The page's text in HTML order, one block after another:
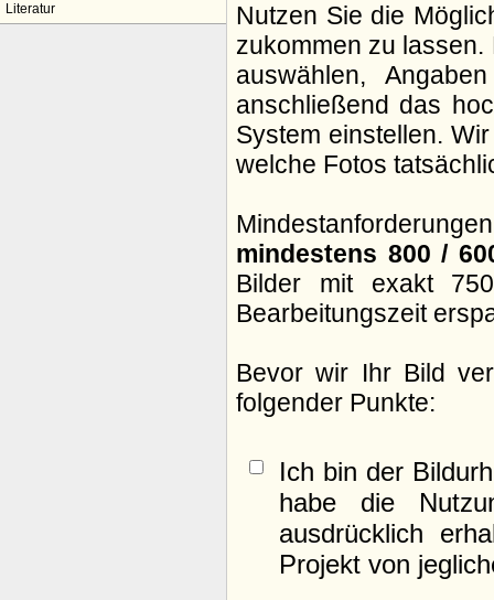
Literatur
Nutzen Sie die
zukommen zu
auswählen,
anschließend das
System einstellen.
welche Fotos
mindestens 800 /
Bilder mit exakt
Bearbeitungszeit
Bevor wir Ihr Bild
folgender Punkte:
Ich bin der
habe die
ausdrücklich
Projekt von